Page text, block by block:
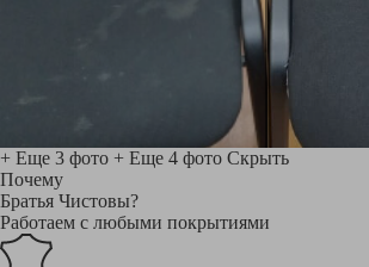
+ Еще 3 фото + Еще 4 фото Скрыть
Почему
Братья Чистовы?
Работаем с любыми покрытиями